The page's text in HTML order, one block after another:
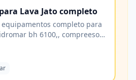
Lava Jato completo
completo para
compreesor
litros e mais de 20 metros